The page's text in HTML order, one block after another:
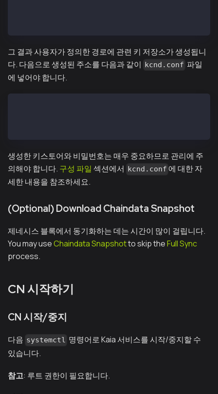
그 결과 사용자가 정의한 경로에 관련 키 저장소가 생성됩니
다. 다음으로 생성된 주소를 다음과 같이 kcnd.conf 파일
에 넣어야 합니다.
생성한 키스토어와 비밀번호는 매우 중요하므로 관리에 주
의해야 합니다. 구성 파일 섹션에서 kcnd.conf 에 대한 자
세한 내용을 참조하세요.
(Optional) Download Chaindata Snapshot
제네시스 블록에서 동기화하는 데는 시간이 많이 걸립니다.
You may useChaindata Snapshotto skip theFull Sync
process.
CN 시작하기
CN 시작/중지
다음 systemctl 명령어로 Kaia 서비스를 시작/중지할 수
있습니다.
참고: 루트 권한이 필요합니다.